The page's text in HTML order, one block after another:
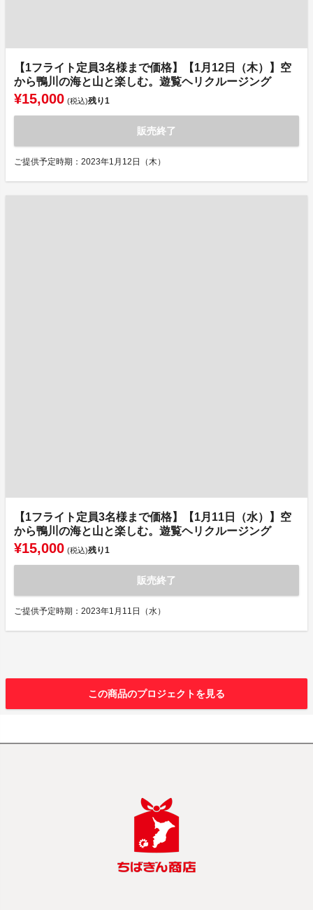
【1フライト定員3名様まで価格】【1月12日（木）】空
から鴨川の海と山と楽しむ。遊覧ヘリクルージング
¥15,000 (税込)残り1
販売終了
ご提供予定時期：2023年1月12日（木）
【1フライト定員3名様まで価格】【1月11日（水）】空
から鴨川の海と山と楽しむ。遊覧ヘリクルージング
¥15,000 (税込)残り1
販売終了
ご提供予定時期：2023年1月11日（水）
この商品のプロジェクトを見る